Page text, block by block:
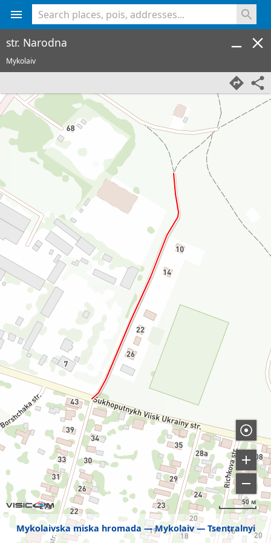
Mykolaivska miska hromada Mykolaiv Tsentralnyi
50 м
str. Narodna
Mykolaiv
<% console.log(hcard) %>